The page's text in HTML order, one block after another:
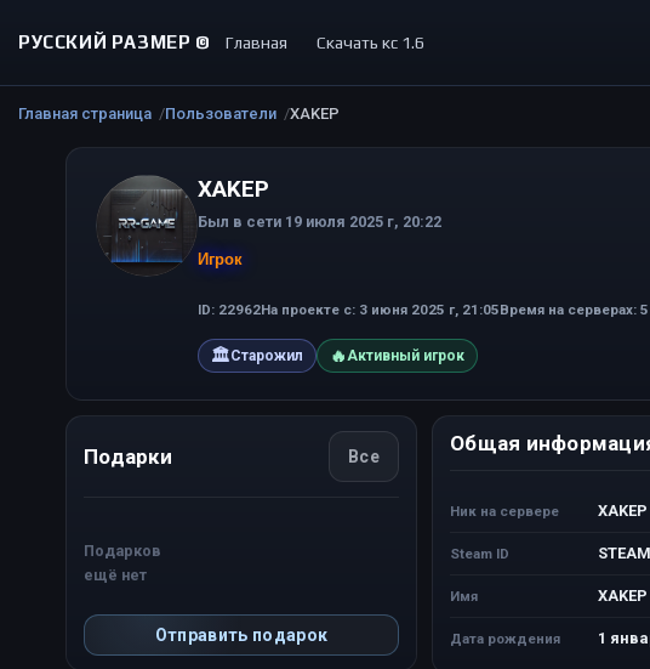
РУССКИЙ РАЗМЕР © Главная Скачать кс 1.6
Главная страница Пользователи XAKEP
XAKEP
Был в сети 19 июля 2025 г, 20:22
Игрок
ID: 22962На проекте с: 3 июня 2025 г, 21:05Время на серверах:
🏛Старожил 🔥Активный игрок
Подарки Все
Подарков
ещё нет
Отправить подарок
Общая
Ник на сервере XAKEP
Steam ID
Имя XAKEP
Дата рождения 1